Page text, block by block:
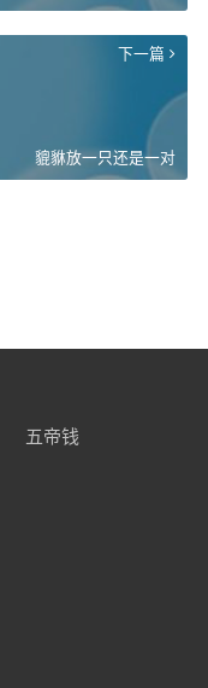
下一篇
貔貅放一只还是一对
五帝钱